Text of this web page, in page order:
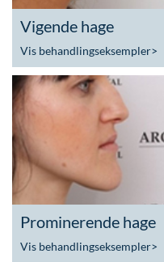
Vigende hage
Vis behandlingseksempler>
Prominerende hage
Vis behandlingseksempler>